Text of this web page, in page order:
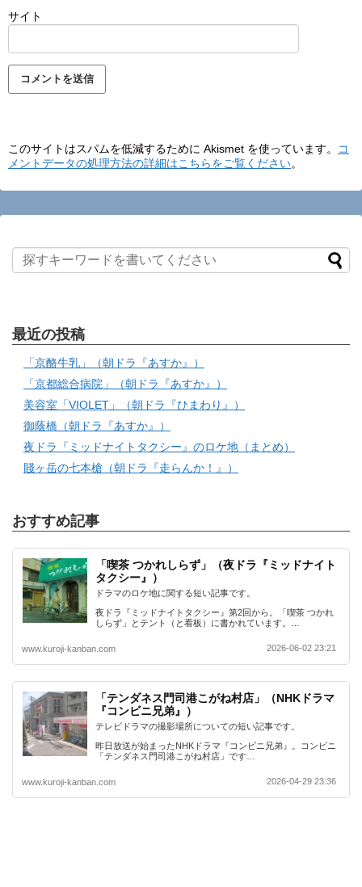
サイト
このサイトはスパムを低減するために Akismet を使っています。
コ
メントデータの処理方法の詳細はこちらをご覧ください。
最近の投稿
「京酪牛乳」（朝ドラ『あすか』）
「京都総合病院」（朝ドラ『あすか』）
美容室「VIOLET」（朝ドラ『ひまわり』）
御蔭橋（朝ドラ『あすか』）
夜ドラ『ミッドナイトタクシー』のロケ地（まとめ）
賤ヶ岳の七本槍（朝ドラ『走らんか！』）
おすすめ記事
「喫茶 つかれしらず」（夜ドラ『ミッドナイト
タクシー』）
ドラマのロケ地に関する短い記事です。
夜ドラ『ミッドナイトタクシー』第2回から。「喫茶 つかれ
しらず」とテント（と看板）に書かれています。…
www.kuroji-kanban.com 2026-06-02 23:21
「テンダネス門司港こがね村店」（NHKドラマ
『コンビニ兄弟』）
テレビドラマの撮影場所についての短い記事です。
昨日放送が始まったNHKドラマ『コンビニ兄弟』。コンビニ
「テンダネス門司港こがね村店」です…
www.kuroji-kanban.com 2026-04-29 23:36